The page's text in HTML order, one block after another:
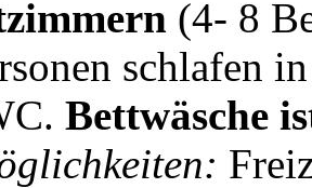
(4- 8
schlafen
Bettwäsche